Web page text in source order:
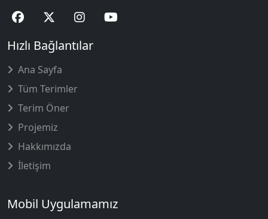
Hızlı Bağlantılar
Ana Sayfa
Tüm Terimler
Terim Öner
Projemiz
Hakkımızda
İletişim
Mobil Uygulamamız